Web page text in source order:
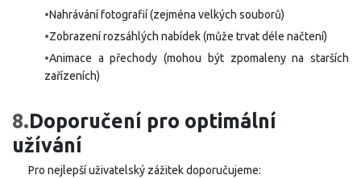
•Nahrávání fotografií (zejména velkých souborů)
•Zobrazení rozsáhlých nabídek (může trvat déle načtení)
•Animace a přechody (mohou být zpomaleny na starších
zařízeních)
8.Doporučení pro optimální
užívání
Pro nejlepší uživatelský zážitek doporučujeme: